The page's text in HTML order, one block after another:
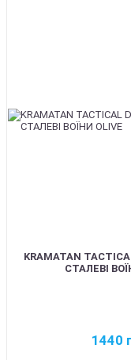
KRAMATAN
СТАЛЕВІ
1440